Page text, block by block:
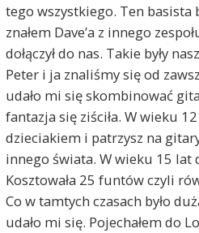
tego wszystkiego. Ten basista
znałem Dave’a z innego
dołączył do nas. Takie były
Peter i ja znaliśmy się od
udało mi się skombinować
fantazja się ziściła. W wieku
dzieciakiem i patrzysz na
innego świata. W wieku 15 lat
Kosztowała 25 funtów czyli
Co w tamtych czasach było
udało mi się. Pojechałem do